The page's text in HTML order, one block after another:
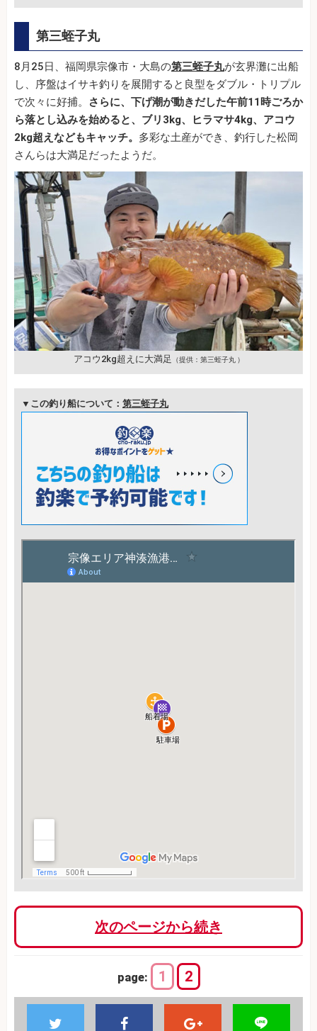
第三蛭子丸
8月25日、福岡県宗像市・大島の第三蛭子丸が玄界灘に出船
し、序盤はイサキ釣りを展開すると良型をダブル・トリプル
で次々に好捕。
さらに、下げ潮が動きだした午前11時ごろか
ら落とし込みを始めると、ブリ3kg、ヒラマサ4kg、アコウ
2kg超えなどもキャッチ。 多彩な土産ができ、釣行した松岡
さんらは大満足だったようだ。
アコウ2kg超えに大満足 （提供：第三蛭子丸 ）
▼この釣り船について： 第三蛭子丸
次のページから続き
page: 1 2